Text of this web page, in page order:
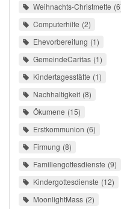
Weihnachts-Christmette 6
Computerhilfe 2
Ehevorbereitung 1
GemeindeCaritas 1
Kindertagesstätte 1
Nachhaltigkeit 8
Ökumene 15
Erstkommunion 6
Firmung 8
Familiengottesdienste 9
Kindergottesdienste 12
MoonlightMass 2